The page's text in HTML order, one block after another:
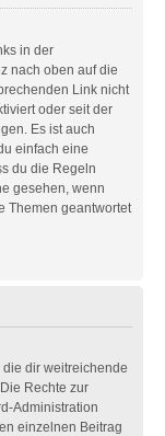
in der
nach oben auf die
Link nicht
oder seit der
Es ist auch
einfach eine
du die Regeln
gesehen, wenn
Themen geantwortet
dir weitreichende
Rechte zur
Administration
einzelnen Beitrag